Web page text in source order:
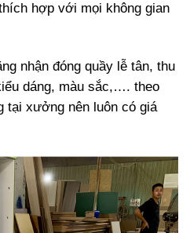
hợp với mọi không gian
nhận đóng quầy lễ tân, thu
dáng, màu sắc,…. theo
tại xưởng nên luôn có giá